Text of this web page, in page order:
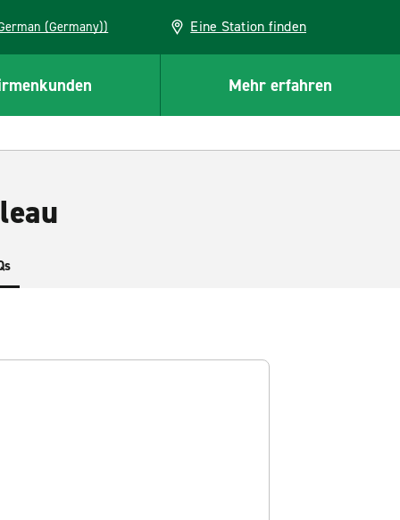
(German (Germany)) Eine Station finden
Mehr erfahren